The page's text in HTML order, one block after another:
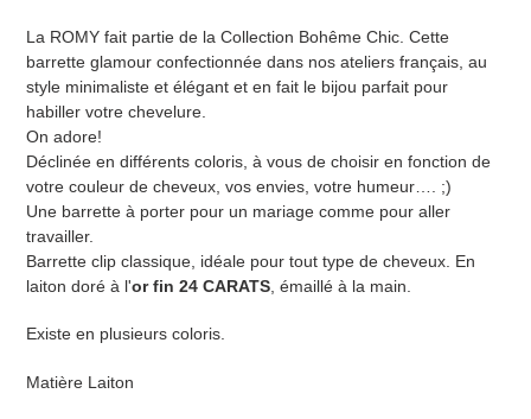
votre
panier
La ROMY fait partie de la Collection Bohême Chic. Cette
barrette glamour confectionnée dans nos ateliers français, au
style minimaliste et élégant et en fait le bijou parfait pour
habiller votre chevelure.
On adore!
Déclinée en différents coloris, à vous de choisir en fonction de
votre couleur de cheveux, vos envies, votre humeur…. ;)
Une barrette à porter pour un mariage comme pour aller
travailler.
Barrette clip classique, idéale pour tout type de cheveux. En
laiton doré à l'or fin 24 CARATS , émaillé à la main.
Existe en plusieurs coloris.
Matière Laiton